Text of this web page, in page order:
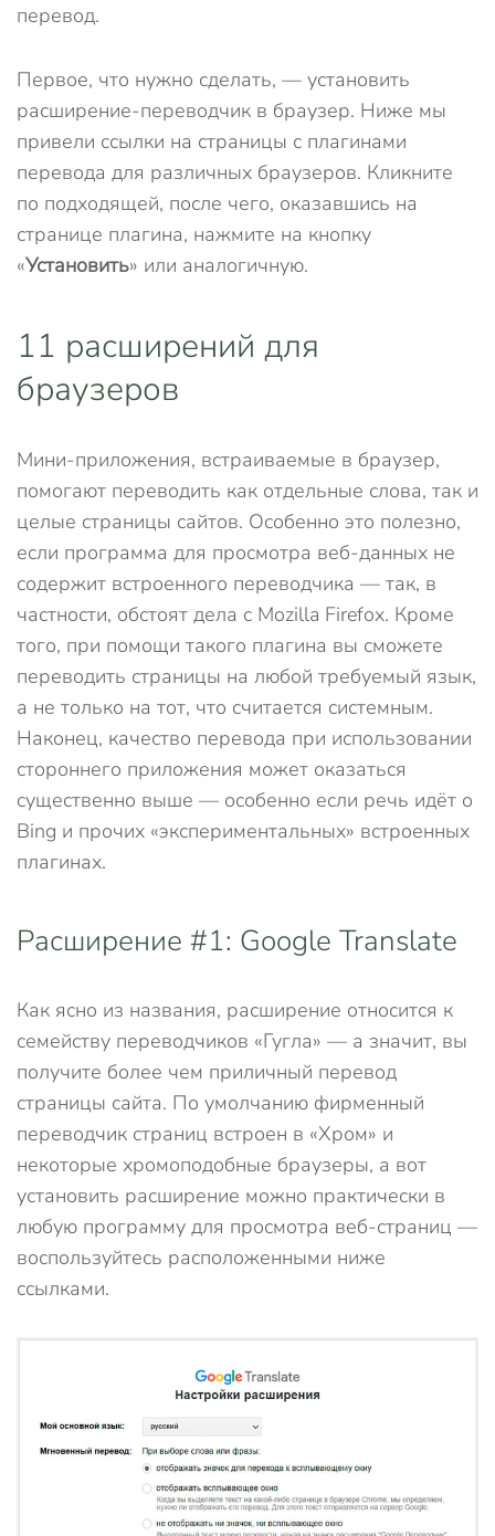
перевод.
Первое, что нужно сделать, — установить
расширение-переводчик в браузер. Ниже мы
привели ссылки на страницы с плагинами
перевода для различных браузеров. Кликните
по подходящей, после чего, оказавшись на
странице плагина, нажмите на кнопку
«Установить» или аналогичную.
11 расширений для
браузеров
Мини-приложения, встраиваемые в браузер,
помогают переводить как отдельные слова, так и
целые страницы сайтов. Особенно это полезно,
если программа для просмотра веб-данных не
содержит встроенного переводчика — так, в
частности, обстоят дела с Mozilla Firefox. Кроме
того, при помощи такого плагина вы сможете
переводить страницы на любой требуемый язык,
а не только на тот, что считается системным.
Наконец, качество перевода при использовании
стороннего приложения может оказаться
существенно выше — особенно если речь идёт о
Bing и прочих «экспериментальных» встроенных
плагинах.
Расширение #1: Google Translate
Как ясно из названия, расширение относится к
семейству переводчиков «Гугла» — а значит, вы
получите более чем приличный перевод
страницы сайта. По умолчанию фирменный
переводчик страниц встроен в «Хром» и
некоторые хромоподобные браузеры, а вот
установить расширение можно практически в
любую программу для просмотра веб-страниц —
воспользуйтесь расположенными ниже
ссылками.